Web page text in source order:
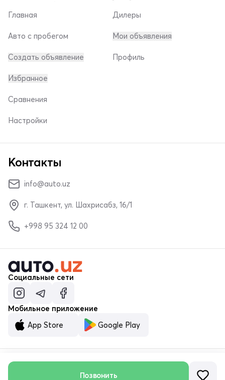
Позвонить
Главная
Авто с пробегом
Создать объявление
Дилеры
Мои объявления
Профиль
Избранное
Сравнения
Настройки
Контакты
info@auto.uz
г. Ташкент, ул. Шахрисабз, 16/1
+998 95 324 12 00
Социальные сети
Мобильное приложение
App Store
Google Play
© ООО «MALUMOTNOMA» 2023–2026